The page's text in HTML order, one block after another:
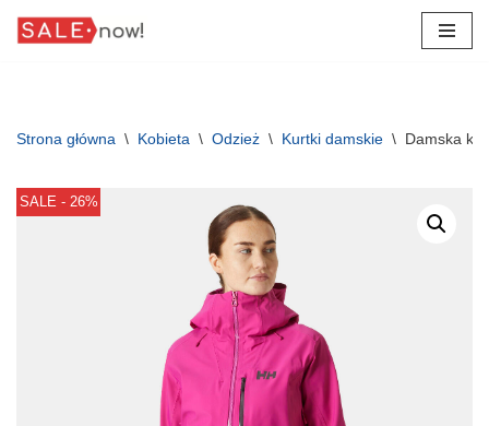
Strona główna \ Kobieta \ Odzież \ Kurtki damskie \ Damska
SALE - 26%